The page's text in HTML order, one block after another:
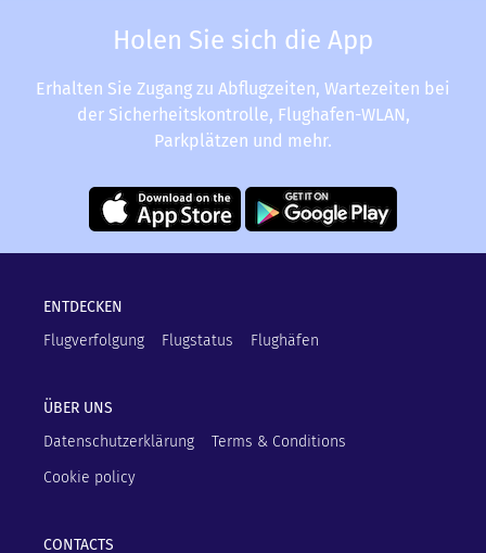
Holen Sie sich die App
Erhalten Sie Zugang zu Abflugzeiten, Wartezeiten bei
der Sicherheitskontrolle, Flughafen-WLAN,
Parkplätzen und mehr.
ENTDECKEN
Flugverfolgung
Flugstatus Flughäfen
ÜBER UNS
Datenschutzerklärung
Terms & Conditions
Cookie policy
CONTACTS